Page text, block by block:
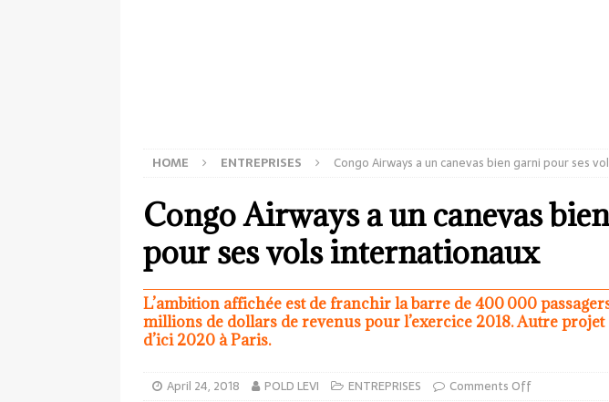
HOME ENTREPRISES Congo Airways a un canevas bien garni pour ses
Congo Airways a un canevas
pour ses vols internationaux
L’ambition affichée est de franchir la barre de 400 000
millions de dollars de revenus pour l’exercice 2018. Autre
d’ici 2020 à Paris.
April 24, 2018 POLD LEVI ENTREPRISES Comments Off